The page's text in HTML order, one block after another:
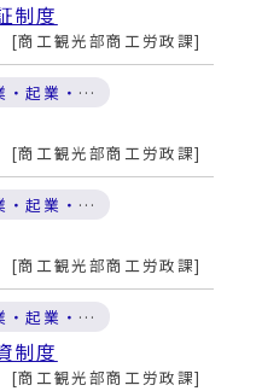
制度
商工観光部商工労政課
商工業・起業・金融支援
商工観光部商工労政課
商工業・起業・金融支援
商工観光部商工労政課
商工業・起業・金融支援
制度
商工観光部商工労政課